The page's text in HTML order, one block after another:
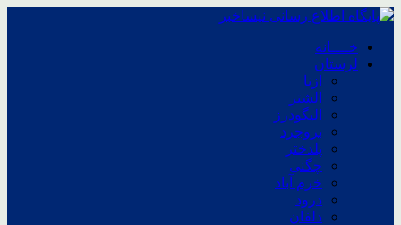
خــــانه
لرستان
ازنا
الشتر
الیگودرز
بروجرد
پلدختر
چگنی
خرم آباد
درود
دلفان